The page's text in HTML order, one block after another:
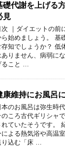
礎代謝を上げる
見
次 ｜ダイエットの前
ら始めましょう。 基
存知でしょうか？ 低
ありません、病弱に
ること …
康維持にお風呂
本のお風呂は弥生時
のころ古代ギリシャ
れていたそうです。
による熱気浴や高温
り込む「床 …